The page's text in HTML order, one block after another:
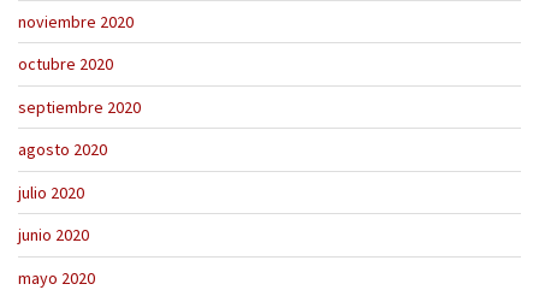
noviembre 2020
octubre 2020
septiembre 2020
agosto 2020
julio 2020
junio 2020
mayo 2020